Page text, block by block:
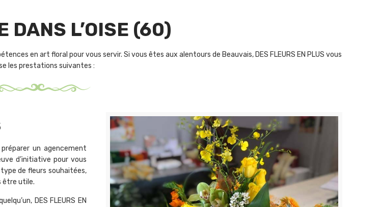
DANS L’OISE (60)
en art floral pour vous servir. Si vous êtes aux alentours de Beauvais, DES FLEURS EN PLUS vous
les prestations suivantes :
un agencement
d’initiative pour vous
de fleurs souhaitées,
être utile.
DES FLEURS EN